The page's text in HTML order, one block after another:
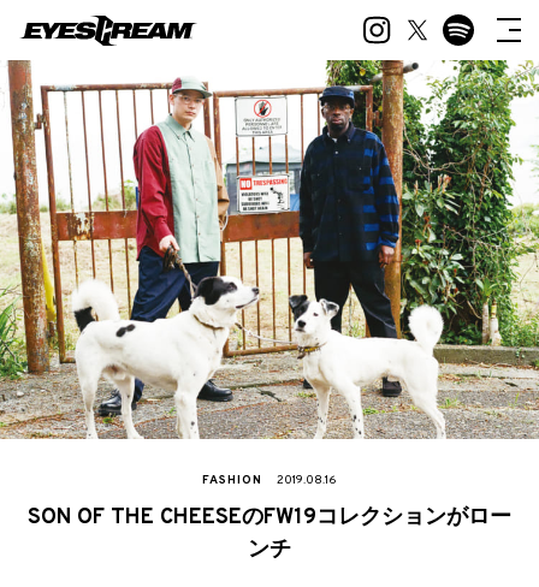
FASHION 2019.08.16
SON OF THE CHEESEのFW19コレクションがロー
ンチ